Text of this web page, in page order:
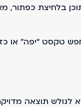
בלחיצת כפתור,
תוצאה